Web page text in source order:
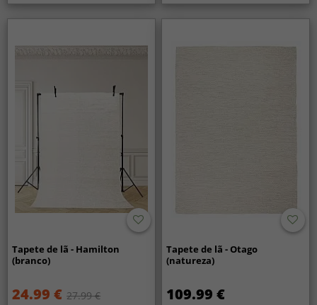
Tapete de lã - Hamilton
(branco)
24.99 € 27.99 €
Tapete de lã - Otago
(natureza)
109.99 €